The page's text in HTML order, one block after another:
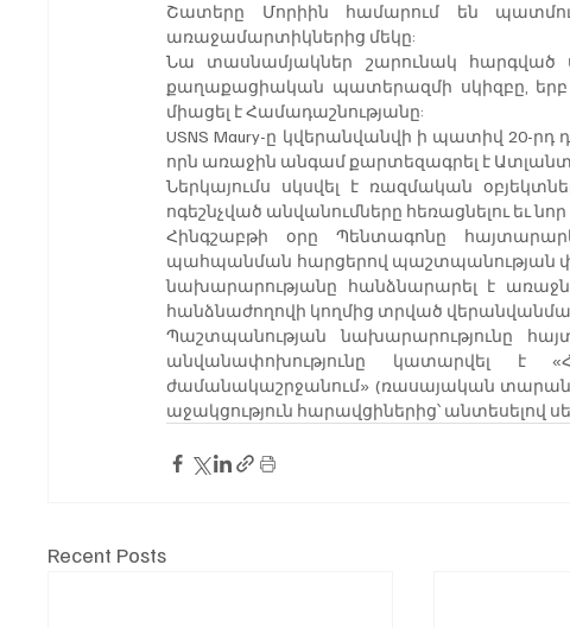
Շատերը Մորիին համարում են
առաջամարտիկներից մեկը:
Նա տասնամյակներ շարունակ հարգված
քաղաքացիական պատերազմի սկիզբը,
միացել է Համադաշնությանը:
USNS Maury-ը կվերանվանվի ի պատիվ 20-
որն առաջին անգամ քարտեզագրել է
Ներկայումս սկսվել է ռազմական
ոգեշնչված անվանումները հեռացնելու եւ
Հինգշաբթի օրը Պենտագոնը
պահպանման հարցերով պաշտպանության
նախարարությանը հանձնարարել է
հանձնաժողովի կողմից տրված
Պաշտպանության նախարարությունը
անվանափոխությունը կատարվել է
ժամանակաշրջանում» (ռասայական
աջակցություն հարավցիներից՝ անտեսելով
Recent Posts